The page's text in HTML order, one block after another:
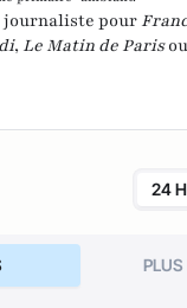
journaliste pour
, Le Matin de Parisou
24
PLUS